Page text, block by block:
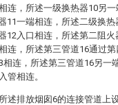
连，所述一级换热器10另一
11一端相连，所述二级换热
12入口相连，所述第二阻火
连，所述第三管道16通过第
相连，所述第三管道16另一
管相连。
述排放烟囱6的连接管道上